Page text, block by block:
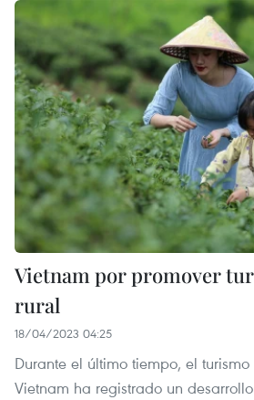
Vietnam por promover
rural
18/04/2023 04:25
Durante el último tiempo, el
Vietnam ha registrado un